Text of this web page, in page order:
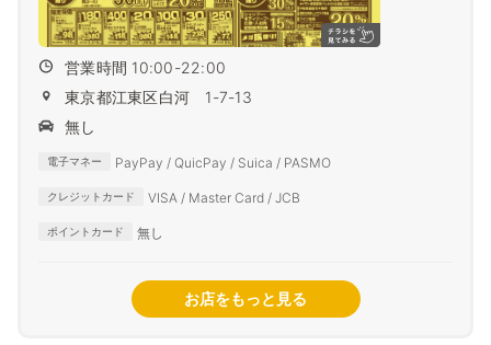
営業時間 10:00-22:00
東京都江東区白河 1-7-13
無し
電子マネー PayPay / QuicPay / Suica / PASMO
クレジットカード VISA / Master Card / JCB
ポイントカード 無し
お店をもっと見る